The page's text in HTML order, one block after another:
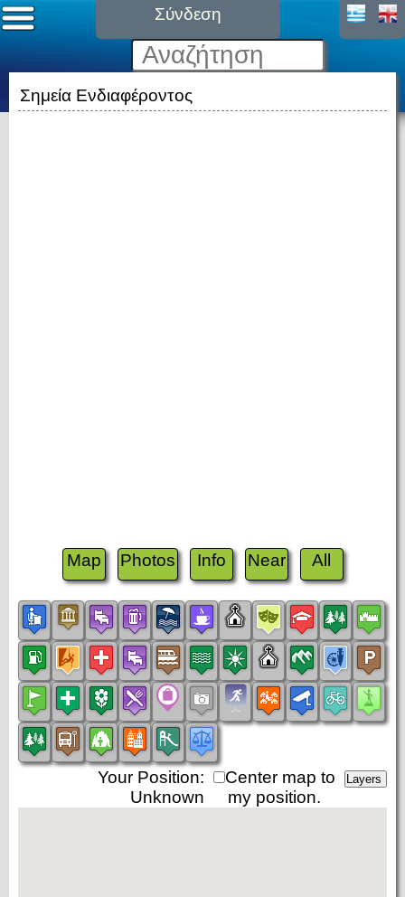
Σύνδεση
Σημεία Ενδιαφέροντος
Map Photos Info Near All
Center map to
my position.
Your Position:
Unknown